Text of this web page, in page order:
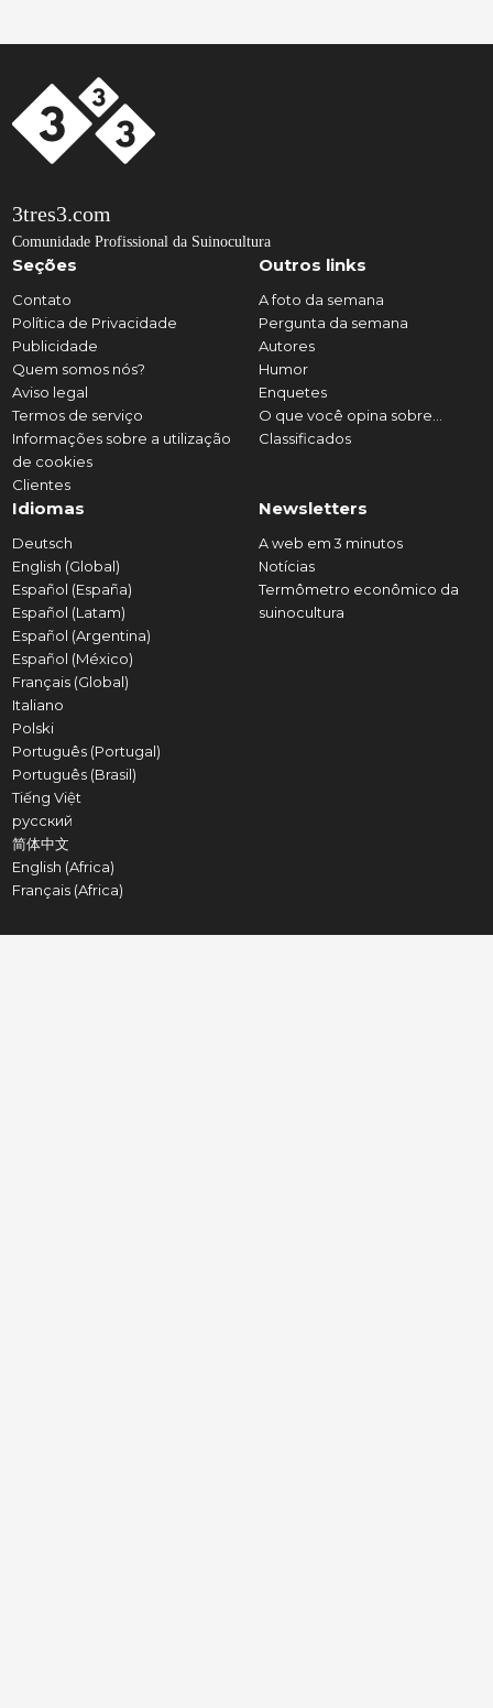
3tres3.com
Comunidade Profissional da Suinocultura
Seções
Contato
Política de Privacidade
Publicidade
Quem somos nós?
Aviso legal
Termos de serviço
Informações sobre a utilização
de cookies
Clientes
Outros links
A foto da semana
Pergunta da semana
Autores
Humor
Enquetes
O que você opina sobre...
Classificados
Idiomas
Deutsch
English (Global)
Español (España)
Español (Latam)
Español (Argentina)
Español (México)
Français (Global)
Italiano
Polski
Português (Portugal)
Português (Brasil)
Tiếng Việt
русский
简体中文
English (Africa)
Français (Africa)
Newsletters
A web em 3 minutos
Notícias
Termômetro econômico da
suinocultura